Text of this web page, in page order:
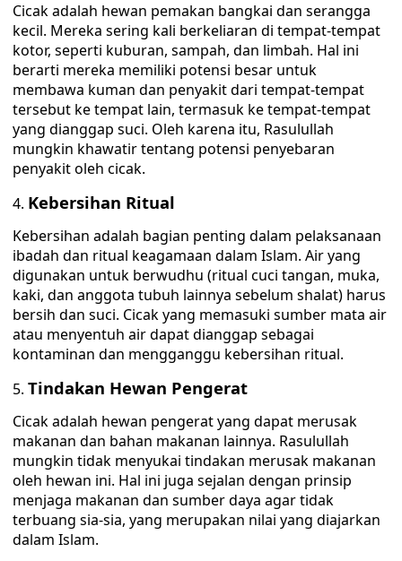
Cicak adalah hewan pemakan bangkai dan serangga
kecil. Mereka sering kali berkeliaran di tempat-tempat
kotor, seperti kuburan, sampah, dan limbah. Hal ini
berarti mereka memiliki potensi besar untuk
membawa kuman dan penyakit dari tempat-tempat
tersebut ke tempat lain, termasuk ke tempat-tempat
yang dianggap suci. Oleh karena itu, Rasulullah
mungkin khawatir tentang potensi penyebaran
penyakit oleh cicak.
Kebersihan Ritual
Kebersihan adalah bagian penting dalam pelaksanaan
ibadah dan ritual keagamaan dalam Islam. Air yang
digunakan untuk berwudhu (ritual cuci tangan, muka,
kaki, dan anggota tubuh lainnya sebelum shalat) harus
bersih dan suci. Cicak yang memasuki sumber mata air
atau menyentuh air dapat dianggap sebagai
kontaminan dan mengganggu kebersihan ritual.
Tindakan Hewan Pengerat
Cicak adalah hewan pengerat yang dapat merusak
makanan dan bahan makanan lainnya. Rasulullah
mungkin tidak menyukai tindakan merusak makanan
oleh hewan ini. Hal ini juga sejalan dengan prinsip
menjaga makanan dan sumber daya agar tidak
terbuang sia-sia, yang merupakan nilai yang diajarkan
dalam Islam.